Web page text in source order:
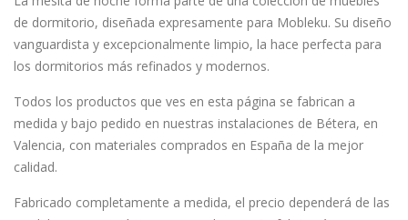
nt
con
as
con
pat
de dormitorio, diseñada expresamente para Mobleku. Su diseño
vanguardista y excepcionalmente limpio, la hace perfecta para
los dormitorios más refinados y modernos.
Todos los productos que ves en esta página se fabrican a
medida y bajo pedido en nuestras instalaciones de Bétera, en
Valencia, con materiales comprados en España de la mejor
calidad.
Fabricado completamente a medida, el precio dependerá de las